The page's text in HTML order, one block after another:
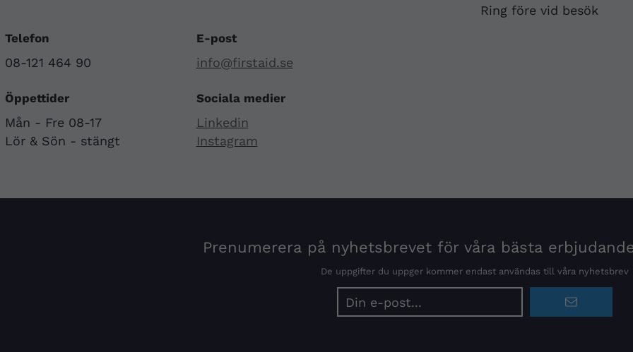
Telefon
08-121 464 90
E-post
info@firstaid.se
Öppettider
Mån - Fre 08-17
Lör & Sön - stängt
Sociala medier
Linkedin
Instagram
Ring före vid besök
Prenumerera på nyhetsbrevet för våra bästa
De uppgifter du uppger kommer endast användas till våra nyhetsbrev
postadress